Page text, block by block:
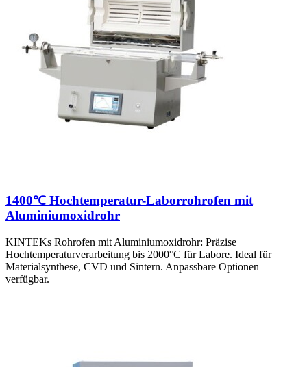
1400℃ Hochtemperatur-Laborrohrofen mit
Aluminiumoxidrohr
KINTEKs Rohrofen mit Aluminiumoxidrohr: Präzise
Hochtemperaturverarbeitung bis 2000°C für Labore. Ideal für
Materialsynthese, CVD und Sintern. Anpassbare Optionen
verfügbar.